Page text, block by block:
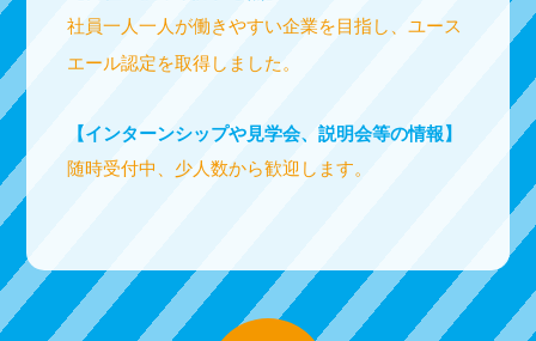
社員一人一人が働きやすい企業を目指し、ユース
エール認定を取得しました。
【インターンシップや見学会、説明会等の情報】
随時受付中、少人数から歓迎します。